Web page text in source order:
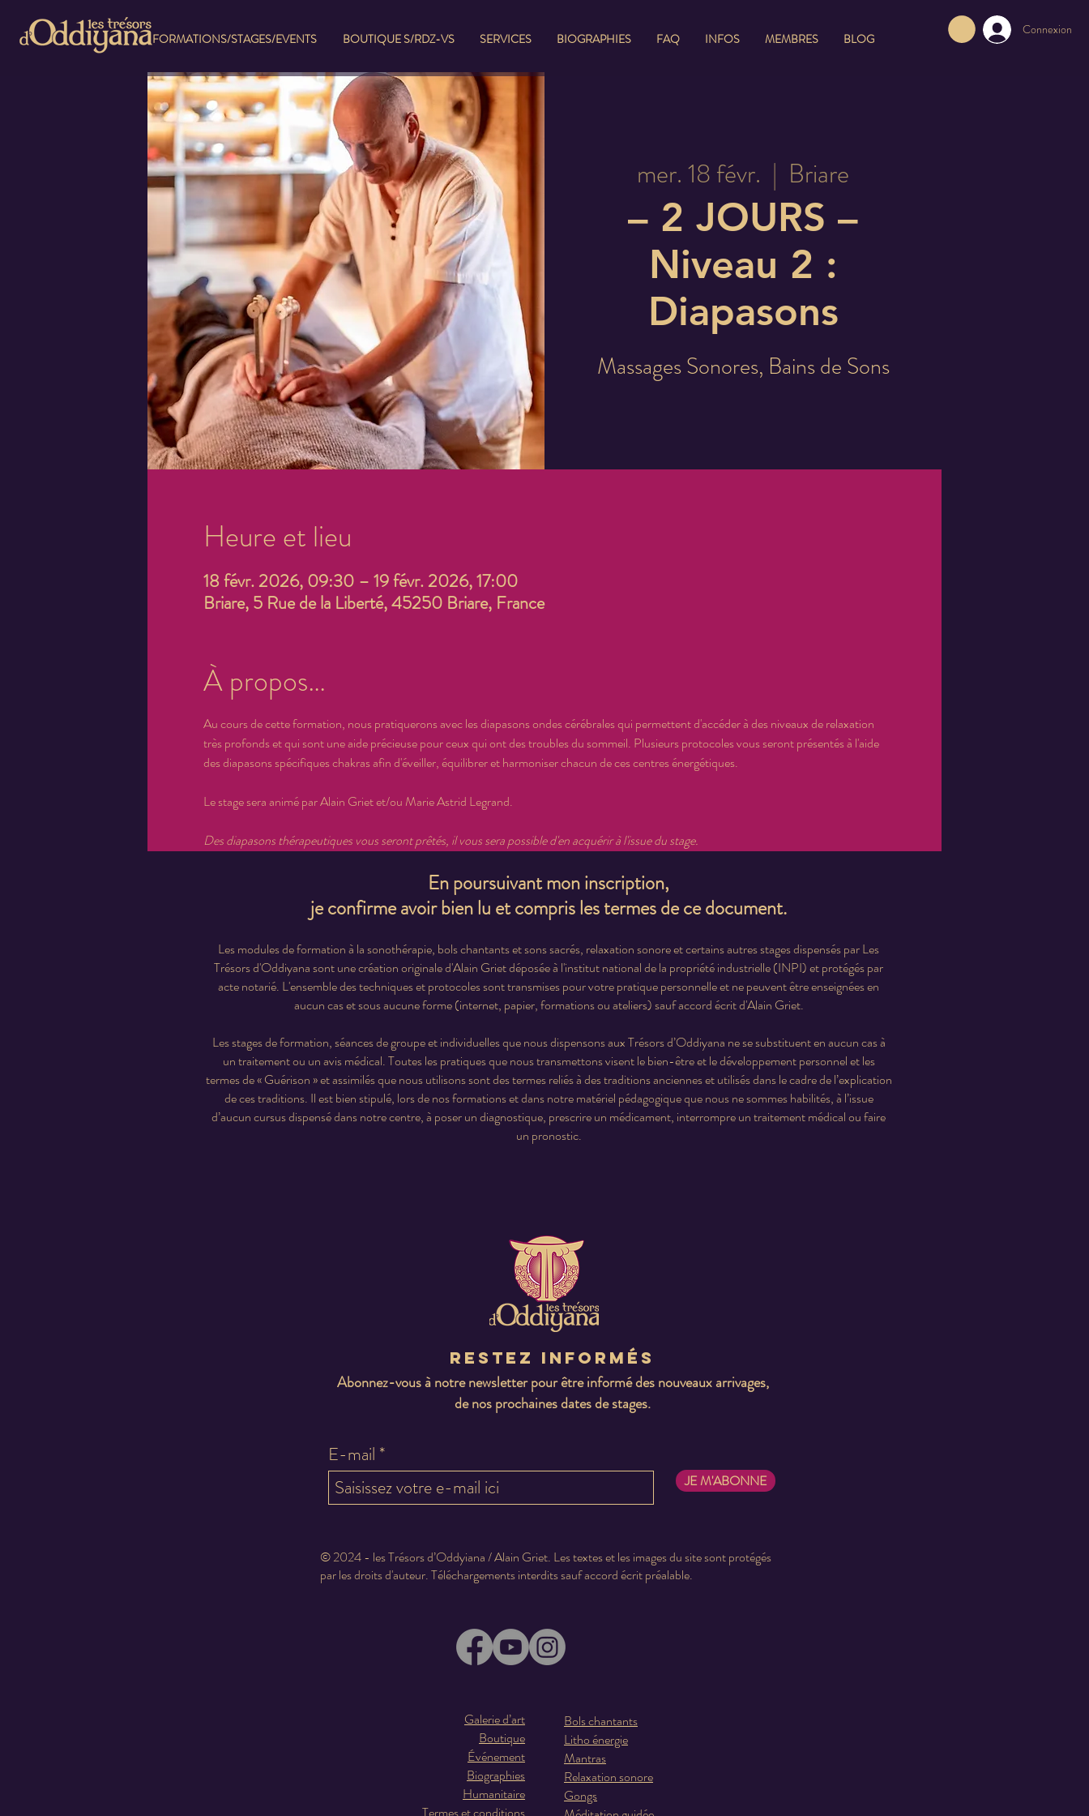
FORMATIONS/STAGES/EVENTS BOUTIQUE S/RDZ-VS SERVICES BIOGRAPHIES FAQ INFOS MEMBRES BLOG
Connexion
mer. 18 févr.
  |
Briare
– 2 JOURS –
Niveau 2 :
Diapasons
Massages Sonores, Bains de Sons
Heure et lieu
18 févr. 2026, 09:30 – 19 févr. 2026, 17:00
Briare, 5 Rue de la Liberté, 45250 Briare, France
À propos…
Au cours de cette formation, nous pratiquerons avec les diapasons ondes cérébrales qui permettent d'accéder à des niveaux de relaxation
très profonds et qui sont une aide précieuse pour ceux qui ont des troubles du sommeil. Plusieurs protocoles vous seront présentés à l'aide
des diapasons spécifiques chakras afin d'éveiller, équilibrer et harmoniser chacun de ces centres énergétiques.
Le stage sera animé par Alain Griet et/ou Marie Astrid Legrand.
Des diapasons thérapeutiques vous seront prêtés, il vous sera possible d'en acquérir à l'issue du stage.
En poursuivant mon inscription,
je confirme avoir bien lu et compris les termes de ce document.
Les modules de formation à la sonothérapie, bols chantants et sons sacrés, relaxation sonore et certains autres stages dispensés par Les
Trésors d'Oddiyana sont une création originale d'Alain Griet déposée à l'institut national de la propriété industrielle (INPI) et protégés par
acte notarié. L'ensemble des techniques et protocoles sont transmises pour votre pratique personnelle et ne peuvent être enseignées en
aucun cas et sous aucune forme (internet, papier, formations ou ateliers) sauf accord écrit d'Alain Griet.
Les stages de formation, séances de groupe et individuelles que nous dispensons aux Trésors d’Oddiyana ne se substituent en aucun cas à
un traitement ou un avis médical. Toutes les pratiques que nous transmettons visent le bien-être et le développement personnel et les
termes de « Guérison » et assimilés que nous utilisons sont des termes reliés à des traditions anciennes et utilisés dans le cadre de l’explication
de ces traditions. Il est bien stipulé, lors de nos formations et dans notre matériel pédagogique que nous ne sommes habilités, à l’issue
d’aucun cursus dispensé dans notre centre, à poser un diagnostique, prescrire un médicament, interrompre un traitement médical ou faire
un pronostic.
Restez informés
Abonnez-vous à notre newsletter pour être informé des nouveaux arrivages,
de nos prochaines dates de stages.
E-mail
JE M'ABONNE
© 2024 - les Trésors d’Oddyiana / Alain Griet. Les textes et les images du site sont protégés
par les droits d'auteur. Téléchargements interdits sauf accord écrit préalable.
Galerie d’art
Boutique
Événement
Biographies
Humanitaire
Termes et conditions
Bols chantants
Litho énergie
Mantras
Relaxation sonore
Gongs